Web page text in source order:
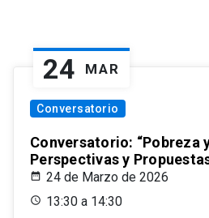
24 MAR
Conversatorio
Conversatorio: “Pobreza
Perspectivas y
24 de Marzo de 2026
13:30 a 14:30